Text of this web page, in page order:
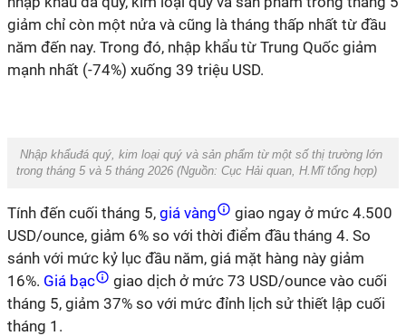
giảm chỉ còn một nửa và cũng là tháng thấp nhất từ đầu
năm đến nay. Trong đó, nhập khẩu từ Trung Quốc giảm
mạnh nhất (-74%) xuống 39 triệu USD.
Nhập khẩuđá quý, kim loại quý và sản phẩm từ một số thị trường lớn
trong tháng 5 và 5 tháng 2026 (Nguồn: Cục Hải quan, H.Mĩ tổng hợp)
Tính đến cuối tháng 5, giá vàng
giao ngay ở mức 4.500
USD/ounce, giảm 6% so với thời điểm đầu tháng 4. So
sánh với mức kỷ lục đầu năm, giá mặt hàng này giảm
16%. Giá bạc
giao dịch ở mức 73 USD/ounce vào cuối
tháng 5, giảm 37% so với mức đỉnh lịch sử thiết lập cuối
tháng 1.